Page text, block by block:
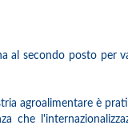
al secondo posto per
agroalimentare è
che